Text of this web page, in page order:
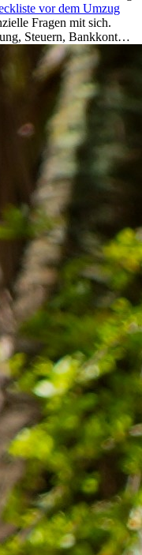
vor dem Umzug
Fragen mit sich.
Steuern, Bankkonto,
damit dein Neustart